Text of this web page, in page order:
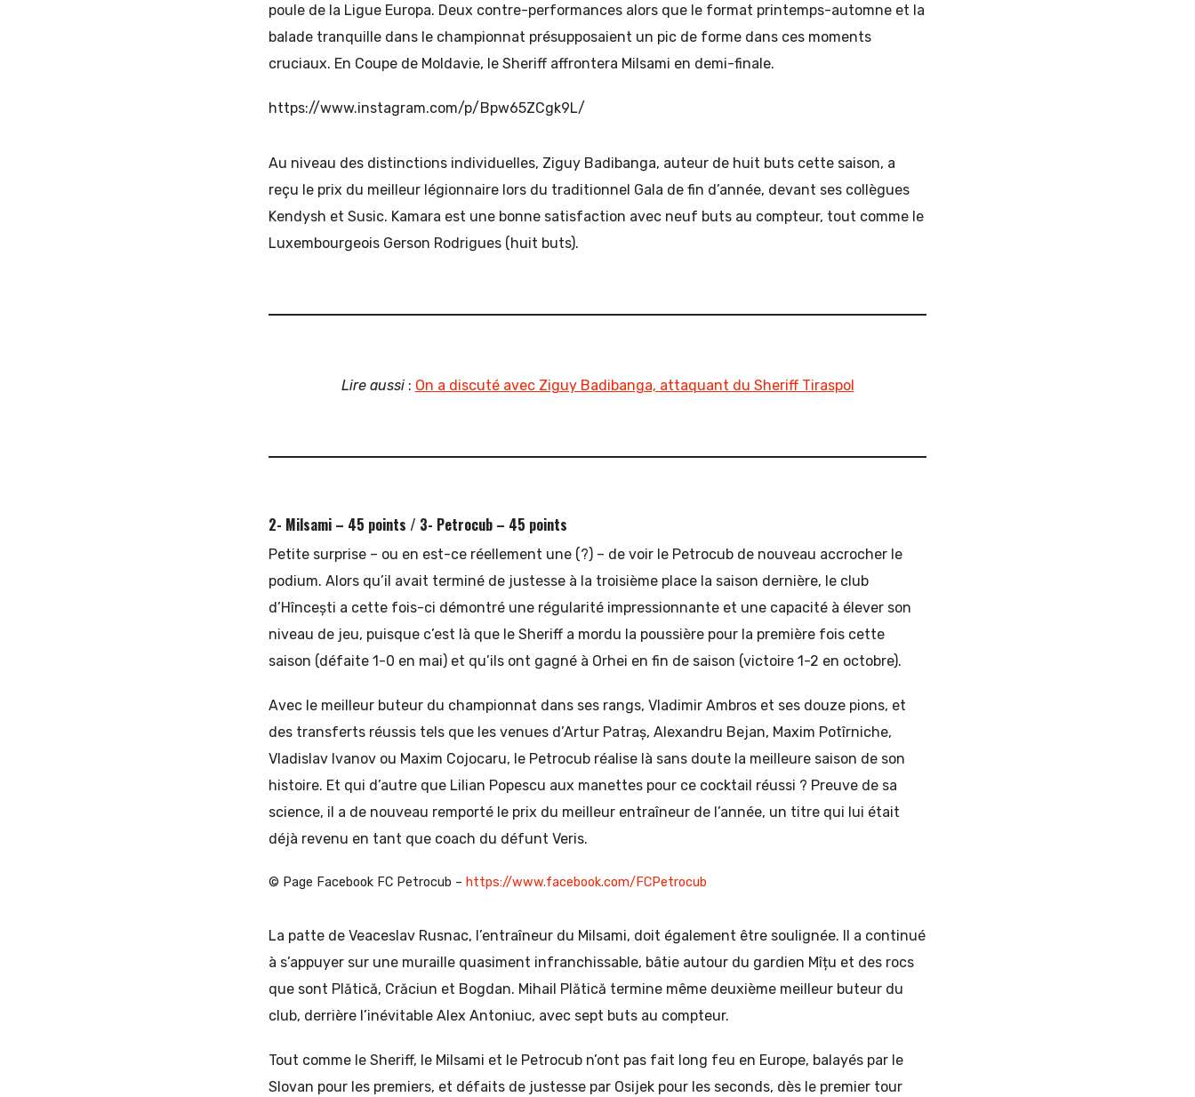
poule de la Ligue Europa. Deux contre-performances alors que le format printemps-automne et la
balade tranquille dans le championnat présupposaient un pic de forme dans ces moments
cruciaux. En Coupe de Moldavie, le Sheriff affrontera Milsami en demi-finale.
https://www.instagram.com/p/Bpw65ZCgk9L/
Au niveau des distinctions individuelles, Ziguy Badibanga, auteur de huit buts cette saison, a
reçu le prix du meilleur légionnaire lors du traditionnel Gala de fin d’année, devant ses collègues
Kendysh et Susic. Kamara est une bonne satisfaction avec neuf buts au compteur, tout comme le
Luxembourgeois Gerson Rodrigues (huit buts).
Lire aussi: On a discuté avec Ziguy Badibanga, attaquant du Sheriff Tiraspol
2- Milsami – 45 points / 3- Petrocub – 45 points
Petite surprise – ou en est-ce réellement une (?) – de voir le Petrocub de nouveau accrocher le
podium. Alors qu’il avait terminé de justesse à la troisième place la saison dernière, le club
d’Hîncești a cette fois-ci démontré une régularité impressionnante et une capacité à élever son
niveau de jeu, puisque c’est là que le Sheriff a mordu la poussière pour la première fois cette
saison (défaite 1-0 en mai) et qu’ils ont gagné à Orhei en fin de saison (victoire 1-2 en octobre).
Avec le meilleur buteur du championnat dans ses rangs, Vladimir Ambros et ses douze pions, et
des transferts réussis tels que les venues d’Artur Patraș, Alexandru Bejan, Maxim Potîrniche,
Vladislav Ivanov ou Maxim Cojocaru, le Petrocub réalise là sans doute la meilleure saison de son
histoire. Et qui d’autre que Lilian Popescu aux manettes pour ce cocktail réussi ? Preuve de sa
science, il a de nouveau remporté le prix du meilleur entraîneur de l’année, un titre qui lui était
déjà revenu en tant que coach du défunt Veris.
© Page Facebook FC Petrocub – https://www.facebook.com/FCPetrocub
La patte de Veaceslav Rusnac, l’entraîneur du Milsami, doit également être soulignée. Il a continué
à s’appuyer sur une muraille quasiment infranchissable, bâtie autour du gardien Mîțu et des rocs
que sont Plătică, Crăciun et Bogdan. Mihail Plătică termine même deuxième meilleur buteur du
club, derrière l’inévitable Alex Antoniuc, avec sept buts au compteur.
Tout comme le Sheriff, le Milsami et le Petrocub n’ont pas fait long feu en Europe, balayés par le
Slovan pour les premiers, et défaits de justesse par Osijek pour les seconds, dès le premier tour